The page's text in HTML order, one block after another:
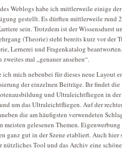
Weblogs habe ich mittlerweile einige
gestellt. Es dürften mittlerweile rund
sein. Trotzdem ist der Wissensdurst
(Theorie) steht bereits kurz vor der
Lernerei und Fragenkatalog
mal „genauer ansehen“.
mich nebenbei für dieses neue Layout
der einzelnen Beiträge. Ihr findet
und Ultraleichtfliegen in
um das Ultraleichtfliegen. Auf der
die am häufigsten verwendeten
meisten gelesenen Themen.
ganz gut in der Szene etabliert. Auch hier
nützliches Tool und das Archiv eine